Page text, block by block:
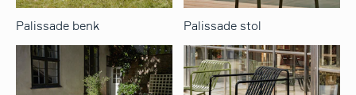
Palissade benk Palissade stol